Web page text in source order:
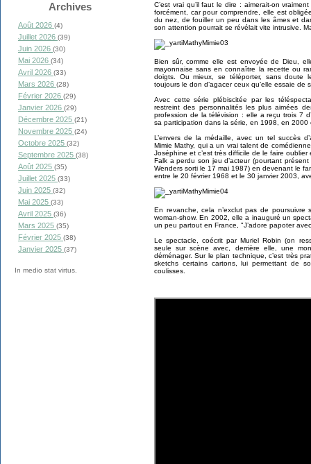
Archives
Août 2026 (4)
Juillet 2026 (39)
Juin 2026 (30)
Mai 2026 (34)
Avril 2026 (33)
Mars 2026 (28)
Février 2026 (29)
Janvier 2026 (29)
Décembre 2025 (21)
Novembre 2025 (24)
Octobre 2025 (32)
Septembre 2025 (38)
Août 2025 (35)
Juillet 2025 (33)
Juin 2025 (32)
Mai 2025 (33)
Avril 2025 (36)
Mars 2025 (35)
Février 2025 (38)
Janvier 2025 (37)
In medio stat virtus.
C’est vrai qu’il faut le dire : aimerait-on
forcément, car pour comprendre, elle est
du nez, de fouiller un peu dans les âmes et
son attention pourrait se révélait vite intrusive.
Bien sûr, comme elle est envoyée de Dieu,
mayonnaise sans en connaître la recette ou
doigts. Ou mieux, se téléporter, sans doute
toujours le don d’agacer ceux qu’elle essaie de
Avec cette série plébiscitée par les
restreint des personnalités les plus aimées
profession de la télévision : elle a reçu trois 7
sa participation dans la série, en 1998, en 2000
L’envers de la médaille, avec un tel succès
Mimie Mathy, qui a un vrai talent de
Joséphine et c’est très difficile de le faire
Falk a perdu son jeu d’acteur (pourtant
Wenders sorti le 17 mai 1987) en devenant le
entre le 20 février 1968 et le 30 janvier 2003,
En revanche, cela n’exclut pas de
woman-show. En 2002, elle a inauguré un
un peu partout en France, "J’adore papoter
Le spectacle, coécrit par Muriel Robin (on
seule sur scène avec, derrière elle, une
déménager. Sur le plan technique, c’est très
sketchs certains cartons, lui permettant de
coulisses.